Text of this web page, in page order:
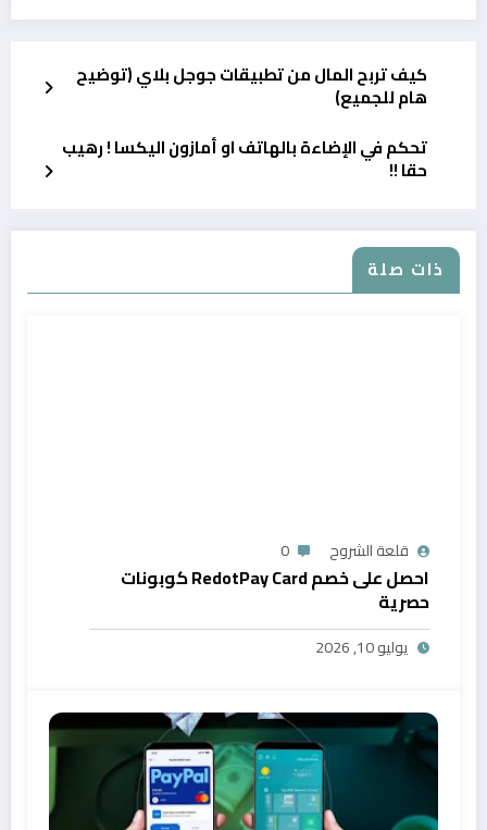
كيف تربح المال من تطبيقات جوجل بلاي (توضيح
هام للجميع)
تحكم في الإضاءة بالهاتف او أمازون اليكسا ! رهيب
حقا !!
ذات صلة
قلعة الشروح 0
احصل على خصم RedotPay Card كوبونات
حصرية
يوليو 10, 2026